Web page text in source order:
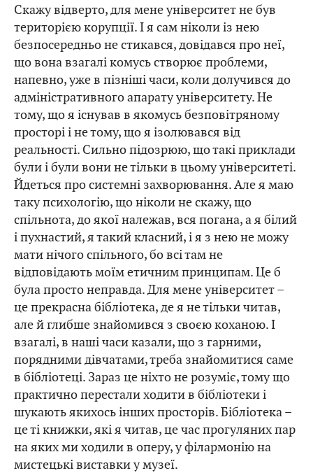
Скажу відверто, для мене університет не був
територією корупції. І я сам ніколи із нею
безпосередньо не стикався, довідався про неї,
що вона взагалі комусь створює проблеми,
напевно, уже в пізніші часи, коли долучився до
адміністративного апарату університету. Не
тому, що я існував в якомусь безповітряному
просторі і не тому, що я ізолювався від
реальності. Сильно підозрюю, що такі приклади
були і були вони не тільки в цьому університеті.
Йдеться про системні захворювання. Але я маю
таку психологію, що ніколи не скажу, що
спільнота, до якої належав, вся погана, а я білий
і пухнастий, я такий класний, і я з нею не можу
мати нічого спільного, бо всі там не
відповідають моїм етичним принципам. Це б
була просто неправда. Для мене університет –
це прекрасна бібліотека, де я не тільки читав,
але й глибше знайомився з своєю коханою. І
взагалі, в наші часи казали, що з гарними,
порядними дівчатами, треба знайомитися саме
в бібліотеці. Зараз це ніхто не розуміє, тому що
практично перестали ходити в бібліотеки і
шукають якихось інших просторів. Бібліотека –
це ті книжки, які я читав, це час прогуляних пар
на яких ми ходили в оперу, у філармонію на
мистецькі виставки у музеї.